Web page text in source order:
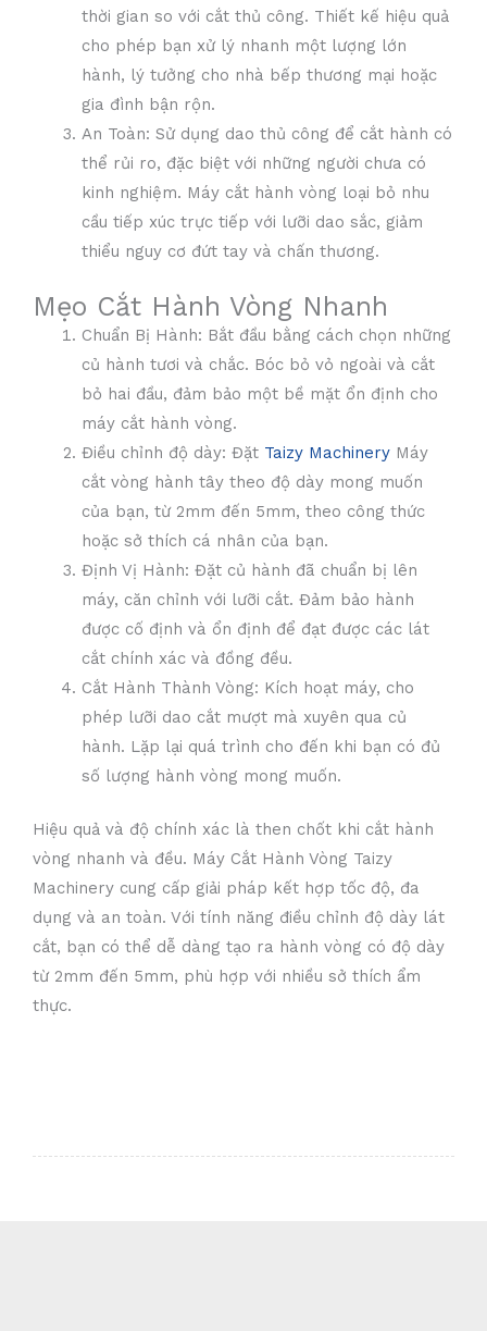
thời gian so với cắt thủ công. Thiết kế hiệu quả
cho phép bạn xử lý nhanh một lượng lớn
hành, lý tưởng cho nhà bếp thương mại hoặc
gia đình bận rộn.
An Toàn: Sử dụng dao thủ công để cắt hành có
thể rủi ro, đặc biệt với những người chưa có
kinh nghiệm. Máy cắt hành vòng loại bỏ nhu
cầu tiếp xúc trực tiếp với lưỡi dao sắc, giảm
thiểu nguy cơ đứt tay và chấn thương.
Mẹo Cắt Hành Vòng Nhanh
Chuẩn Bị Hành: Bắt đầu bằng cách chọn những
củ hành tươi và chắc. Bóc bỏ vỏ ngoài và cắt
bỏ hai đầu, đảm bảo một bề mặt ổn định cho
máy cắt hành vòng.
Điều chỉnh độ dày: Đặt Taizy Machinery Máy
cắt vòng hành tây theo độ dày mong muốn
của bạn, từ 2mm đến 5mm, theo công thức
hoặc sở thích cá nhân của bạn.
Định Vị Hành: Đặt củ hành đã chuẩn bị lên
máy, căn chỉnh với lưỡi cắt. Đảm bảo hành
được cố định và ổn định để đạt được các lát
cắt chính xác và đồng đều.
Cắt Hành Thành Vòng: Kích hoạt máy, cho
phép lưỡi dao cắt mượt mà xuyên qua củ
hành. Lặp lại quá trình cho đến khi bạn có đủ
số lượng hành vòng mong muốn.
Hiệu quả và độ chính xác là then chốt khi cắt hành
vòng nhanh và đều. Máy Cắt Hành Vòng Taizy
Machinery cung cấp giải pháp kết hợp tốc độ, đa
dụng và an toàn. Với tính năng điều chỉnh độ dày lát
cắt, bạn có thể dễ dàng tạo ra hành vòng có độ dày
từ 2mm đến 5mm, phù hợp với nhiều sở thích ẩm
thực.